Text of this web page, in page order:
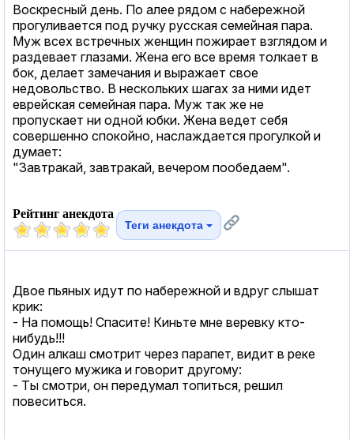
Воскресный день. По алее рядом с набережной
прогуливается под ручку русская семейная пара.
Муж всех встречных женщин пожирает взглядом и
раздевает глазами. Жена его все время толкает в
бок, делает замечания и выражает свое
недовольство. В нескольких шагах за ними идет
еврейская семейная пара. Муж так же не
пропускает ни одной юбки. Жена ведет себя
совершенно спокойно, наслаждается прогулкой и
думает:
"Завтракай, завтракай, вечером пообедаем".
Рейтинг анекдота
Теги анекдота
Двое пьяных идут по набережной и вдруг слышат
крик:
- На помощь! Спасите! Киньте мне веревку кто-
нибудь!!!
Один алкаш смотрит через парапет, видит в реке
тонущего мужика и говорит другому:
- Ты смотри, он передумал топиться, решил
повеситься.